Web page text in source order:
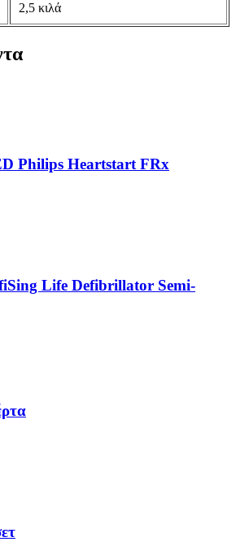
2,5 κιλά
Philips Heartstart FRx
Life Defibrillator Semi-